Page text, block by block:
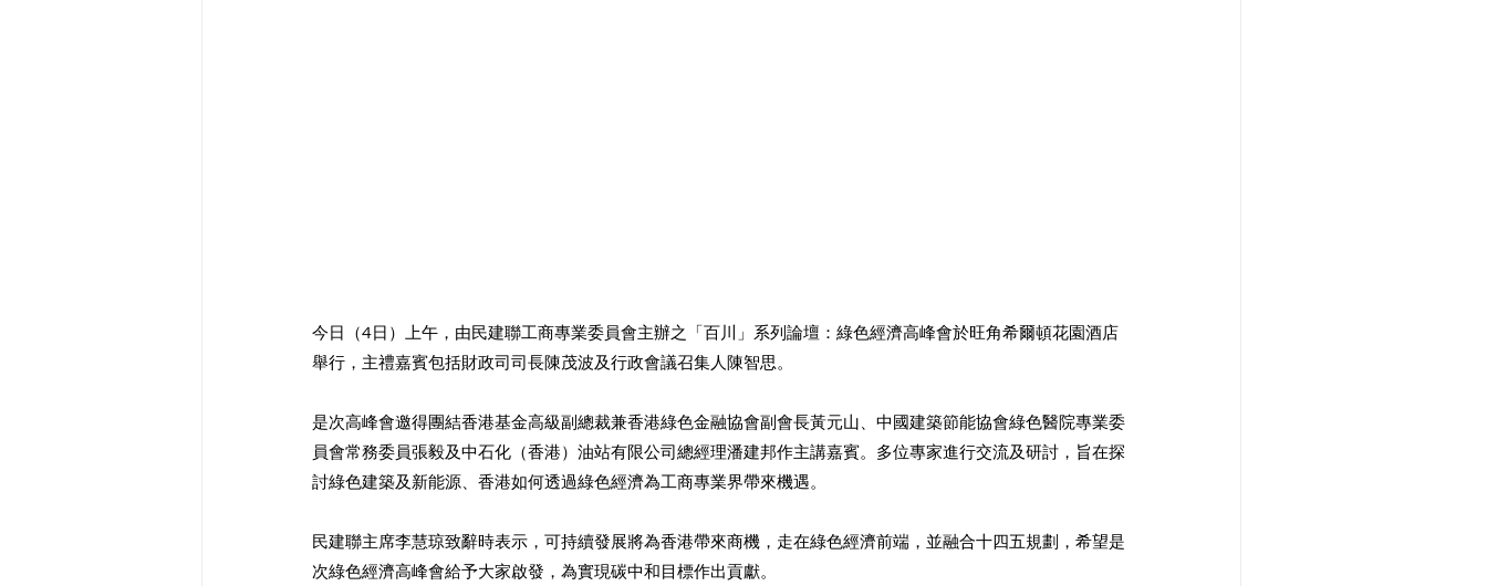
今日（4日）上午，由民建聯工商專業委員會主辦之「百川」系列論壇：綠色經濟高峰會於旺角希爾頓花園酒店
舉行，主禮嘉賓包括財政司司長陳茂波及行政會議召集人陳智思。
是次高峰會邀得團結香港基金高級副總裁兼香港綠色金融協會副會長黃元山、中國建築節能協會綠色醫院專業委
員會常務委員張毅及中石化（香港）油站有限公司總經理潘建邦作主講嘉賓。多位專家進行交流及研討，旨在探
討綠色建築及新能源、香港如何透過綠色經濟為工商專業界帶來機遇。
民建聯主席李慧琼致辭時表示，可持續發展將為香港帶來商機，走在綠色經濟前端，並融合十四五規劃，希望是
次綠色經濟高峰會給予大家啟發，為實現碳中和目標作出貢獻。